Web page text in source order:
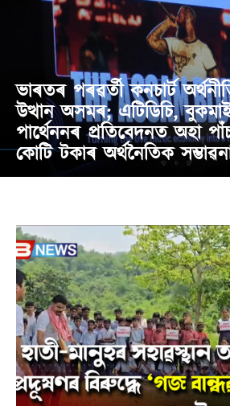
ভাৰতৰ পৰৱৰ্তী কনচাৰ্ট
উত্থান অসমৰ; এটিডিচি,
পাৰ্থেননৰ প্ৰতিবেদনত অহা
কোটি টকাৰ অৰ্থনৈতিক